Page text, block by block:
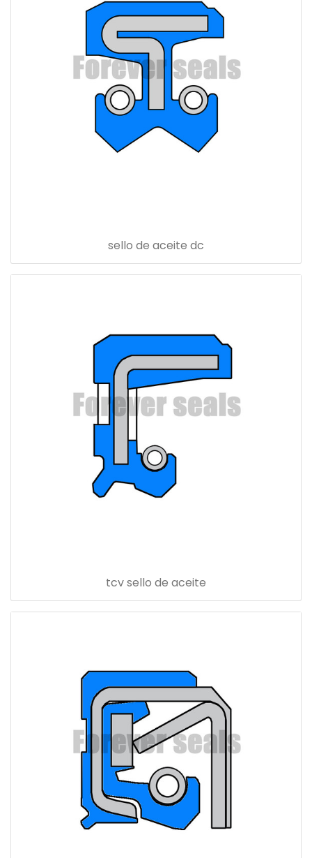
sello de aceite dc
tcv sello de aceite